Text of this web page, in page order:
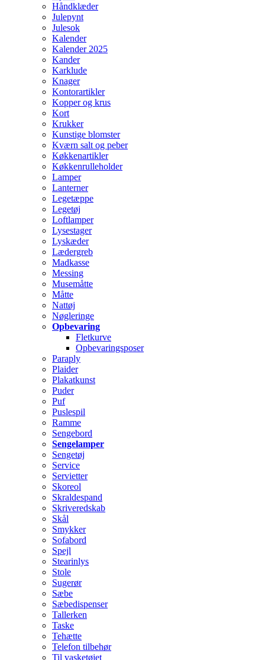
Håndklæder
Julepynt
Julesok
Kalender
Kalender 2025
Kander
Karklude
Knager
Kontorartikler
Kopper og krus
Kort
Krukker
Kunstige blomster
Kværn salt og peber
Køkkenartikler
Køkkenrulleholder
Lamper
Lanterner
Legetæppe
Legetøj
Loftlamper
Lysestager
Lyskæder
Lædergreb
Madkasse
Messing
Musemåtte
Måtte
Nattøj
Nøgleringe
Opbevaring
Fletkurve
Opbevaringsposer
Paraply
Plaider
Plakatkunst
Puder
Puf
Puslespil
Ramme
Sengebord
Sengelamper
Sengetøj
Service
Servietter
Skoreol
Skraldespand
Skriveredskab
Skål
Smykker
Sofabord
Spejl
Stearinlys
Stole
Sugerør
Sæbe
Sæbedispenser
Tallerken
Taske
Tehætte
Telefon tilbehør
Til vasketøjet